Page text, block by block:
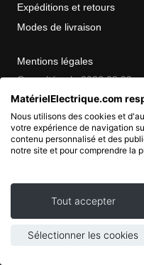
Expéditions et retours
Modes de livraison
Mentions légales
Consultées le 2026 08 09
COPYRIGHT
© 2007 - 2026 Nimbanet
MatérielElectrique.com
Nous utilisons des cookies et
votre expérience de navigation
contenu personnalisé et des
notre site et pour comprendre la
Tout accepter
Sélectionner les cookies